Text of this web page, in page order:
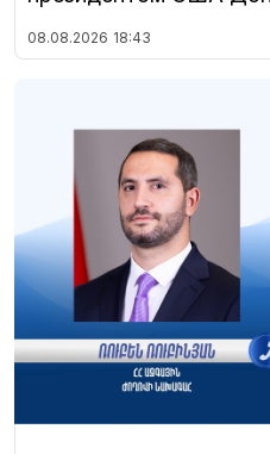
08.08.2026 18:43